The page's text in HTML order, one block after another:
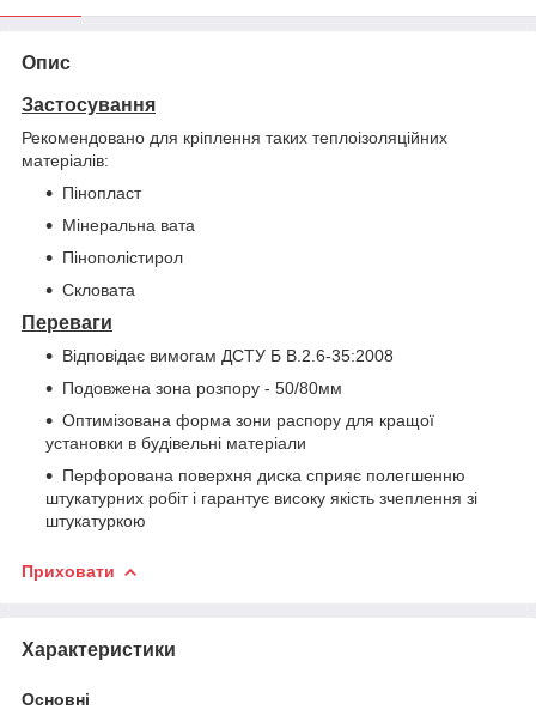
Опис
Застосування
Рекомендовано для кріплення таких теплоізоляційних
матеріалів:
Пінопласт
Мінеральна вата
Пінополістирол
Скловата
Переваги
Відповідає вимогам ДСТУ Б В.2.6-35:2008
Подовжена зона розпору - 50/80мм
Оптимізована форма зони распору для кращої
установки в будівельні матеріали
Перфорована поверхня диска сприяє полегшенню
штукатурних робіт і гарантує високу якість зчеплення зі
штукатуркою
Приховати
Характеристики
Основні